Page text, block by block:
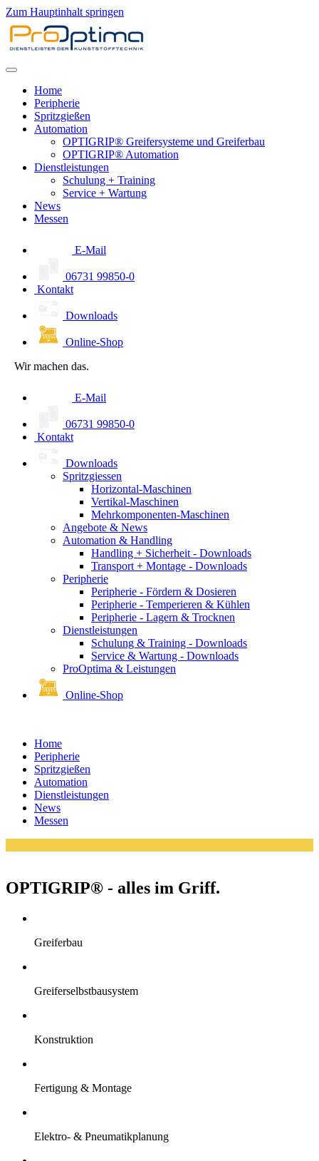
Zum Hauptinhalt springen
Home
Peripherie
Spritzgießen
Automation
OPTIGRIP® Greifersysteme und Greiferbau
OPTIGRIP® Automation
Dienstleistungen
Schulung + Training
Service + Wartung
News
Messen
E-Mail
06731 99850-0
Kontakt
Downloads
Online-Shop
Wir machen das.
E-Mail
06731 99850-0
Kontakt
Downloads
Spritzgiessen
Horizontal-Maschinen
Vertikal-Maschinen
Mehrkomponenten-Maschinen
Angebote & News
Automation & Handling
Handling + Sicherheit - Downloads
Transport + Montage - Downloads
Peripherie
Peripherie - Fördern & Dosieren
Peripherie - Temperieren & Kühlen
Peripherie - Lagern & Trocknen
Dienstleistungen
Schulung & Training - Downloads
Service & Wartung - Downloads
ProOptima & Leistungen
Online-Shop
Home
Peripherie
Spritzgießen
Automation
Dienstleistungen
News
Messen
OPTIGRIP® - alles im Griff.
Greiferbau
Greiferselbstbausystem
Konstruktion
Fertigung & Montage
Elektro- & Pneumatikplanung